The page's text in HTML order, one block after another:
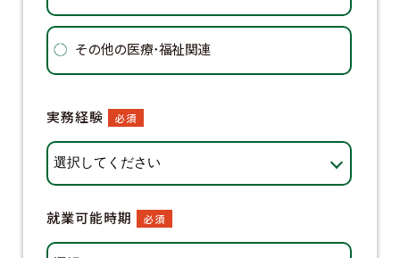
その他の医療･福祉関連
実務経験 必須
就業可能時期 必須